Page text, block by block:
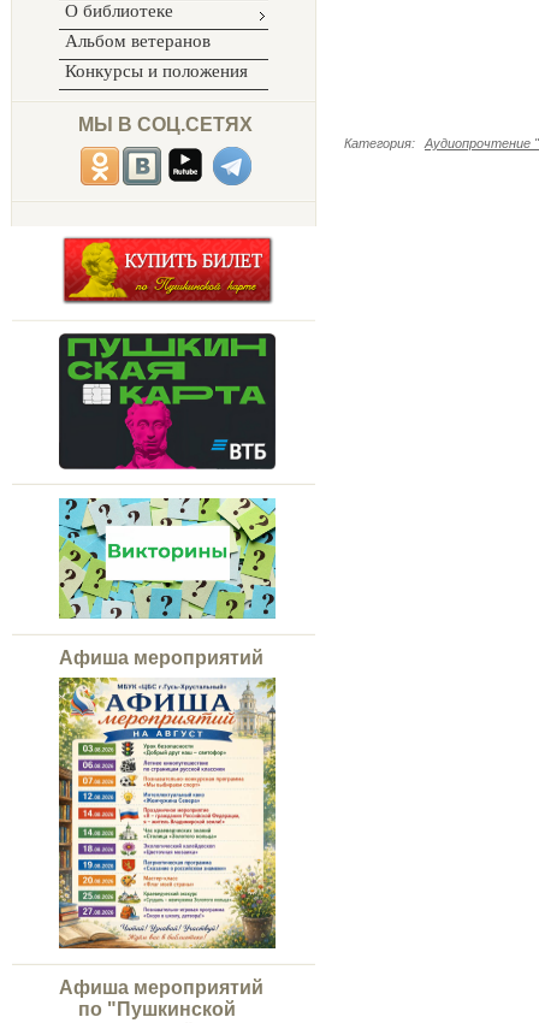
О библиотеке
Альбом ветеранов
Конкурсы и положения
МЫ В СОЦ.СЕТЯХ
Афиша мероприятий
Афиша мероприятий
по "Пушкинской
Категория: Аудиопрочтение